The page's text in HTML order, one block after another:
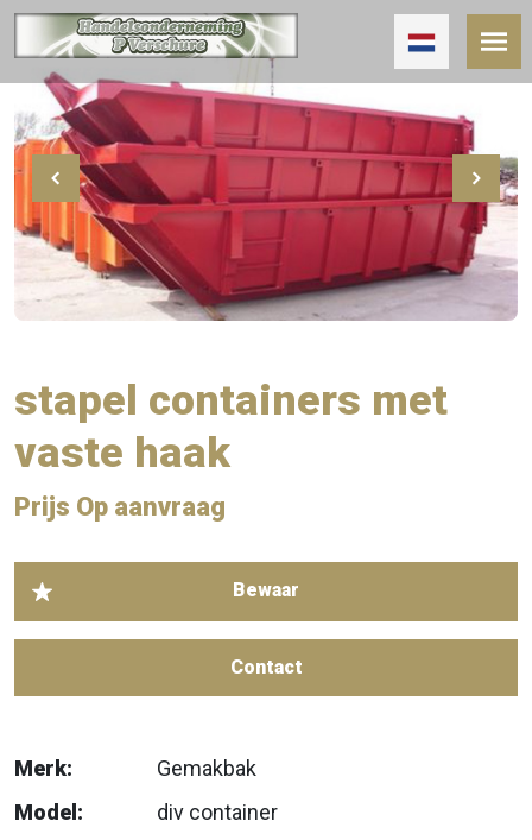
stapel containers met
vaste haak
Prijs Op aanvraag
Contact
Merk:
Gemakbak
Model:
div container